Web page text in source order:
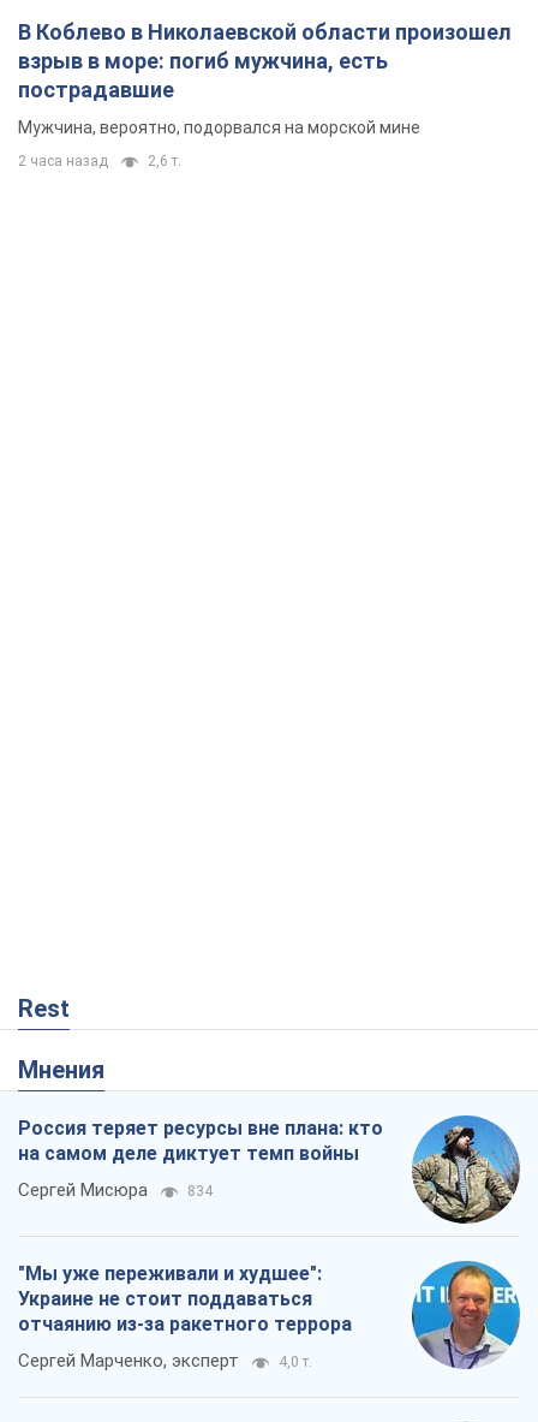
В Коблево в Николаевской области произошел
взрыв в море: погиб мужчина, есть
пострадавшие
Мужчина, вероятно, подорвался на морской мине
2 часа назад 2,6 т.
Rest
Мнения
Россия теряет ресурсы вне плана: кто
на самом деле диктует темп войны
Сергей Мисюра 834
"Мы уже переживали и худшее":
Украине не стоит поддаваться
отчаянию из-за ракетного террора
Сергей Марченко, эксперт 4,0 т.